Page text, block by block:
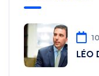
LÉO